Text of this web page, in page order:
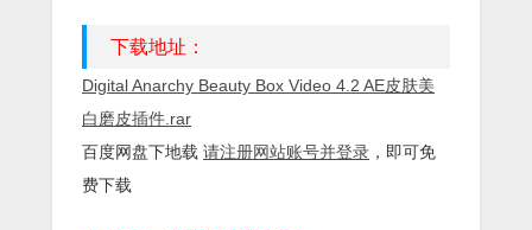
下载地址：
Digital Anarchy Beauty Box Video 4.2 AE皮肤美
白磨皮插件.rar
百度网盘下地载 请注册网站账号并登录 ，即可免
费下载